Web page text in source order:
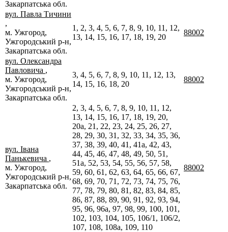
Закарпатська обл.
вул. Павла Тичини
,
м. Ужгород,
Ужгородський р-н,
Закарпатська обл.
1, 2, 3, 4, 5, 6, 7, 8, 9, 10, 11, 12,
13, 14, 15, 16, 17, 18, 19, 20
88002
вул. Олександра
Павловича ,
м. Ужгород,
Ужгородський р-н,
Закарпатська обл.
3, 4, 5, 6, 7, 8, 9, 10, 11, 12, 13,
14, 15, 16, 18, 20
88002
вул. Івана
Панькевича ,
м. Ужгород,
Ужгородський р-н,
Закарпатська обл.
2, 3, 4, 5, 6, 7, 8, 9, 10, 11, 12,
13, 14, 15, 16, 17, 18, 19, 20,
20а, 21, 22, 23, 24, 25, 26, 27,
28, 29, 30, 31, 32, 33, 34, 35, 36,
37, 38, 39, 40, 41, 41а, 42, 43,
44, 45, 46, 47, 48, 49, 50, 51,
51а, 52, 53, 54, 55, 56, 57, 58,
59, 60, 61, 62, 63, 64, 65, 66, 67,
68, 69, 70, 71, 72, 73, 74, 75, 76,
77, 78, 79, 80, 81, 82, 83, 84, 85,
86, 87, 88, 89, 90, 91, 92, 93, 94,
95, 96, 96а, 97, 98, 99, 100, 101,
102, 103, 104, 105, 106/1, 106/2,
107, 108, 108а, 109, 110
88002